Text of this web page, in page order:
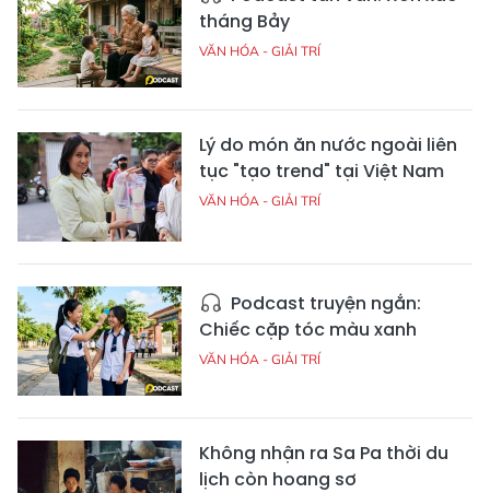
tháng Bảy
VĂN HÓA - GIẢI TRÍ
Lý do món ăn nước ngoài liên
tục "tạo trend" tại Việt Nam
VĂN HÓA - GIẢI TRÍ
Podcast truyện ngắn:
Chiếc cặp tóc màu xanh
VĂN HÓA - GIẢI TRÍ
Không nhận ra Sa Pa thời du
lịch còn hoang sơ